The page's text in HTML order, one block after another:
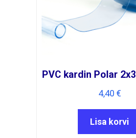
PVC kardin Polar
4,40 €
Lisa korvi